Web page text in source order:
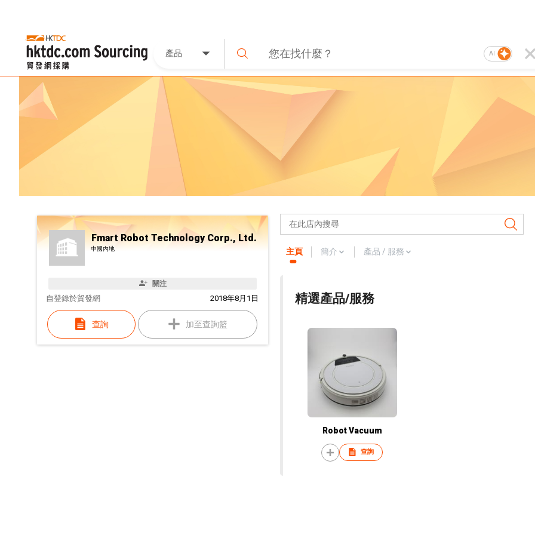
產品 AI
Fmart Robot Technology Corp., Ltd.
中國內地
關注
自 2018年8月1日
登錄於貿發網
查詢 加至查詢籃
主頁 簡介 產品 / 服務
精選產品/服務
Robot Vacuum
查詢